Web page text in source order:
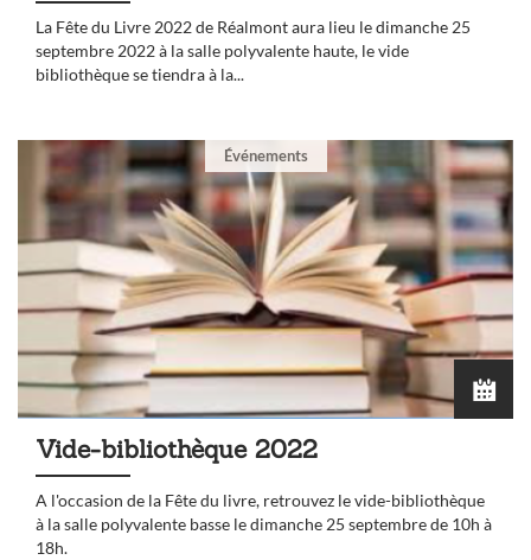
La Fête du Livre 2022 de Réalmont aura lieu le dimanche 25
septembre 2022 à la salle polyvalente haute, le vide
bibliothèque se tiendra à la...
Événements
Vide-bibliothèque 2022
A l'occasion de la Fête du livre, retrouvez le vide-bibliothèque
à la salle polyvalente basse le dimanche 25 septembre de 10h à
18h.